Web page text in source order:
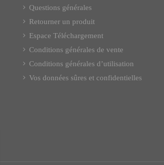
Questions générales
Retourner un produit
Espace Téléchargement
Conditions générales de vente
Conditions générales d’utilisation
Vos données sûres et confidentielles